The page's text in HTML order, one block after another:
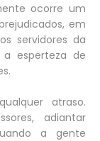
ocorre um
em
servidores da
esperteza de
atraso.
adiantar
a gente